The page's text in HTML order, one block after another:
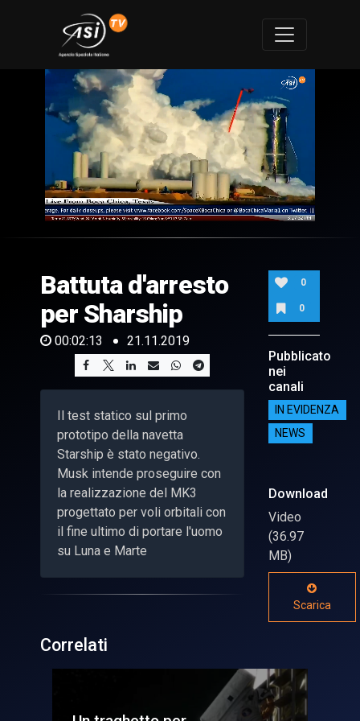
of
13
seconds
Battuta d'arresto
per Sharship
00:02:13 21.11.2019
Il test statico sul primo
prototipo della navetta
Starship è stato negativo.
Musk intende proseguire con
la realizzazione del MK3
progettato per voli orbitali con
il fine ultimo di portare l'uomo
su Luna e Marte
0
0
Pubblicato
nei
canali
IN EVIDENZA
NEWS
Download
Video
(36.97
MB)
Scarica
Correlati